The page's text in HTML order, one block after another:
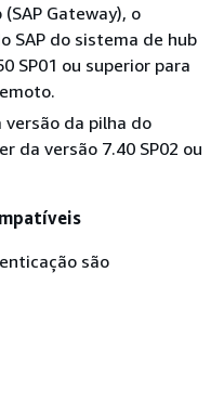
Gateway), o
SAP do sistema de hub
SP01 ou superior para
versão da pilha do
da versão 7.40 SP02 ou
são